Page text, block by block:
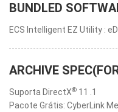
BUNDLED
ECS Intelligent EZ Utility :
ARCHIVE
Suporta DirectX® 11 .1
Pacote Grátis: CyberLink